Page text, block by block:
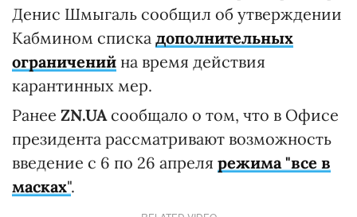
Денис Шмыгаль сообщил об утверждении
Кабмином списка дополнительных
ограничений на время действия
карантинных мер.
Ранее ZN.UAсообщало о том, что в Офисе
президента рассматривают возможность
введение с 6 по 26 апреля режима "все в
масках".